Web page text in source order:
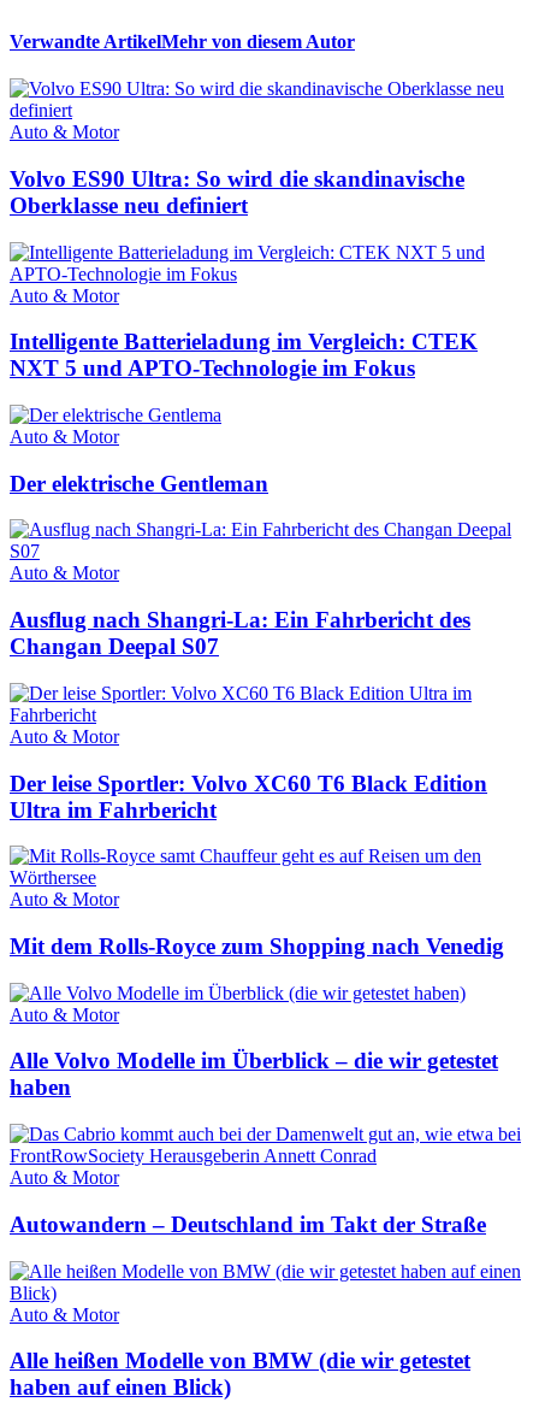
Verwandte ArtikelMehr von diesem Autor
Auto & Motor
Volvo ES90 Ultra: So wird die skandinavische
Oberklasse neu definiert
Auto & Motor
Intelligente Batterieladung im Vergleich: CTEK
NXT 5 und APTO-Technologie im Fokus
Auto & Motor
Der elektrische Gentleman
Auto & Motor
Ausflug nach Shangri-La: Ein Fahrbericht des
Changan Deepal S07
Auto & Motor
Der leise Sportler: Volvo XC60 T6 Black Edition
Ultra im Fahrbericht
Auto & Motor
Mit dem Rolls-Royce zum Shopping nach Venedig
Auto & Motor
Alle Volvo Modelle im Überblick – die wir getestet
haben
Auto & Motor
Autowandern – Deutschland im Takt der Straße
Auto & Motor
Alle heißen Modelle von BMW (die wir getestet
haben auf einen Blick)